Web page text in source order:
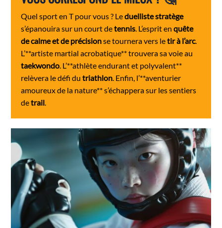
Quel sport en T pour vous ? Leduelliste stratège
s’épanouira sur un court detennis . L’esprit enquête
de calme et de précisionse tournera vers letir à l’arc.
L’**artiste martial acrobatique** trouvera sa voie au
taekwondo . L’**athlète endurant et polyvalent**
relèvera le défi dutriathlon . Enfin, l’**aventurier
amoureux de la nature** s’échappera sur les sentiers
detrail